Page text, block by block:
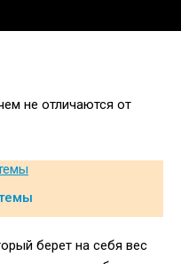
не отличаются от
берет на себя вес